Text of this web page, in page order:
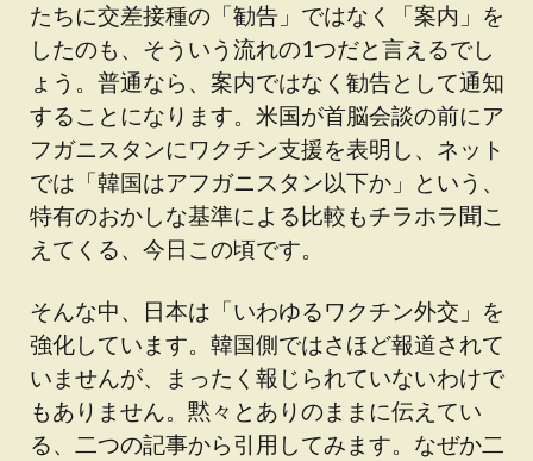
たちに交差接種の「勧告」ではなく「案内」を
したのも、そういう流れの1つだと言えるでし
ょう。普通なら、案内ではなく勧告として通知
することになります。米国が首脳会談の前にア
フガニスタンにワクチン支援を表明し、ネット
では「韓国はアフガニスタン以下か」という、
特有のおかしな基準による比較もチラホラ聞こ
えてくる、今日この頃です。
そんな中、日本は「いわゆるワクチン外交」を
強化しています。韓国側ではさほど報道されて
いませんが、まったく報じられていないわけで
もありません。黙々とありのままに伝えてい
る、二つの記事から引用してみます。なぜか二